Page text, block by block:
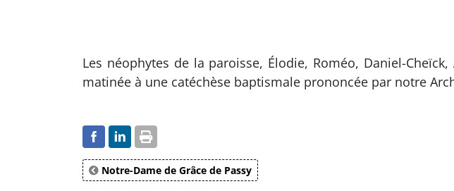
Les néophytes de la paroisse, Élodie, Roméo, Daniel-
matinée à une catéchèse baptismale prononcée par notre
Notre-Dame de Grâce de Passy